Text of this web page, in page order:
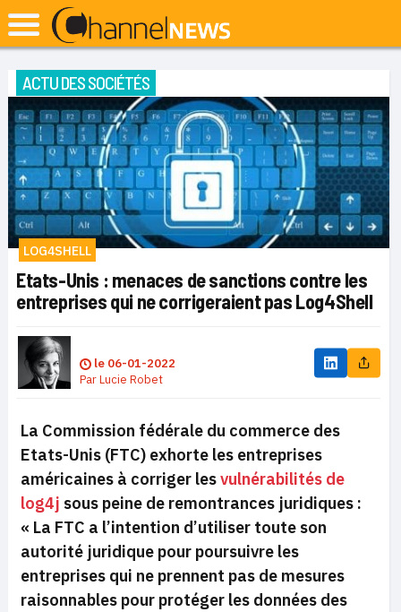
ACTU DES SOCIÉTÉS
LOG4SHELL
Etats-Unis : menaces de sanctions contre les
entreprises qui ne corrigeraient pas Log4Shell
le 06-01-2022
ParLucie Robet
La Commission fédérale du commerce des
Etats-Unis (FTC) exhorte les entreprises
américaines à corriger lesvulnérabilités de
log4j sous peine de remontrances juridiques :
« La FTC a l’intention d’utiliser toute son
autorité juridique pour poursuivre les
entreprises qui ne prennent pas de mesures
raisonnables pour protéger les données des